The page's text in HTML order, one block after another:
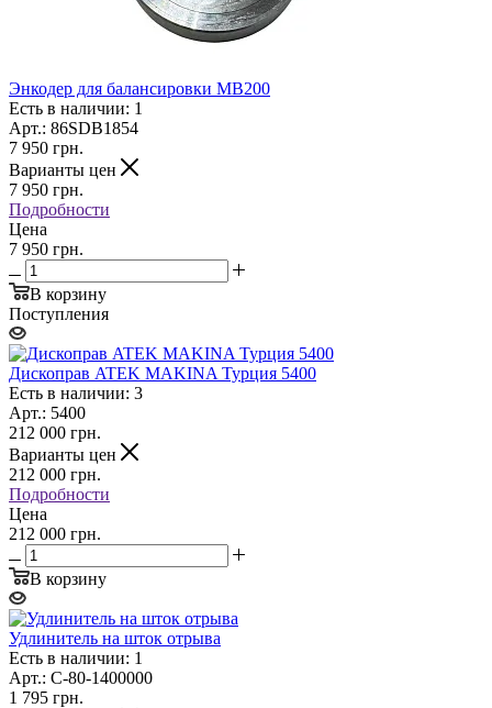
Энкодер для балансировки MB200
Есть в наличии: 1
Арт.: 86SDB1854
7 950 грн.
Варианты цен
7 950 грн.
Подробности
Цена
7 950 грн.
В корзину
Поступления
Дископрав ATEK MAKINA Турция 5400
Есть в наличии: 3
Арт.: 5400
212 000 грн.
Варианты цен
212 000 грн.
Подробности
Цена
212 000 грн.
В корзину
Удлинитель на шток отрыва
Есть в наличии: 1
Арт.: C-80-1400000
1 795 грн.